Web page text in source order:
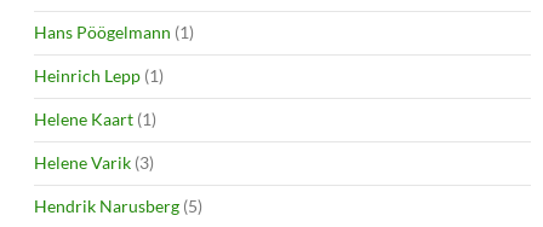
Hans Pöögelmann (1)
Heinrich Lepp (1)
Helene Kaart (1)
Helene Varik (3)
Hendrik Narusberg (5)